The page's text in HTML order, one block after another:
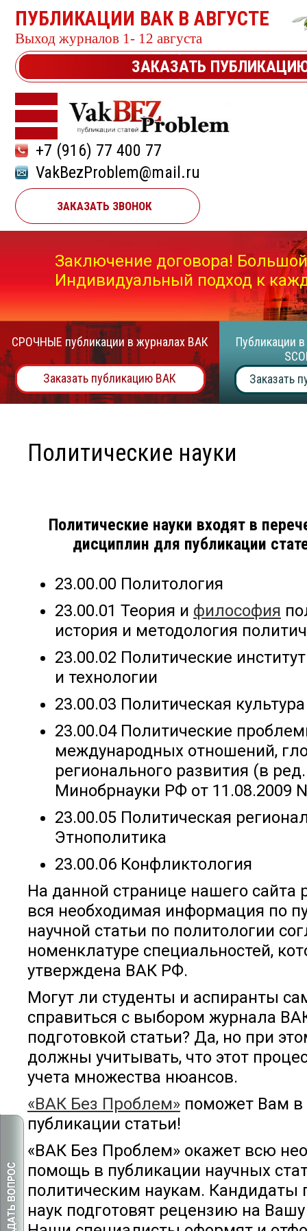
ПУБЛИКАЦИИ ВАК В АВГУСТЕ
Выход журналов 1- 12 августа
ЗАКАЗАТЬ
+7 (916) 77 400 77
VakBezProblem@mail.ru
ЗАКАЗАТЬ ЗВОНОК
Заключение договора!
Индивидуальный подход к
СРОЧНЫЕ публикации в журналах ВАК
Заказать публикацию ВАК
Публикации
Заказать
Политические науки
Политические науки входят в
дисциплин для публикации
23.00.00 Политология
23.00.01 Теория и философия
история и методология
23.00.02 Политические
и технологии
23.00.03 Политическая
23.00.04 Политические
международных отношений,
регионального развития (в
Минобрнауки РФ от 11.08.2009
23.00.05 Политическая
Этнополитика
23.00.06 Конфликтология
На данной странице нашего сайта
вся необходимая информация по
научной статьи по политологии
номенклатуре специальностей,
утверждена ВАК РФ.
Могут ли студенты и аспиранты
справиться с выбором журнала
подготовкой статьи? Да, но при
должны учитывать, что этот
учета множества нюансов.
«ВАК Без Проблем» поможет Вам в
публикации статьи!
«ВАК Без Проблем» окажет всю
помощь в публикации научных
политическим наукам. Кандидаты
наук подготовят рецензию на